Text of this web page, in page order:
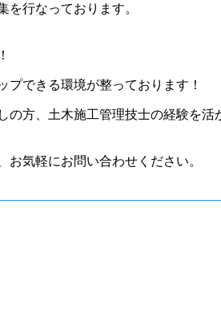
行なっております。
できる環境が整っております！
方、土木施工管理技士の経験を
気軽にお問い合わせください。